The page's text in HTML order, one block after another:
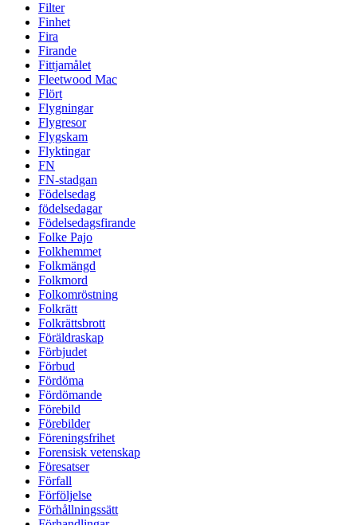
Filter
Finhet
Fira
Firande
Fittjamålet
Fleetwood Mac
Flört
Flygningar
Flygresor
Flygskam
Flyktingar
FN
FN-stadgan
Födelsedag
födelsedagar
Födelsedagsfirande
Folke Pajo
Folkhemmet
Folkmängd
Folkmord
Folkomröstning
Folkrätt
Folkrättsbrott
Föräldraskap
Förbjudet
Förbud
Fördöma
Fördömande
Förebild
Förebilder
Föreningsfrihet
Forensisk vetenskap
Föresatser
Förfall
Förföljelse
Förhållningssätt